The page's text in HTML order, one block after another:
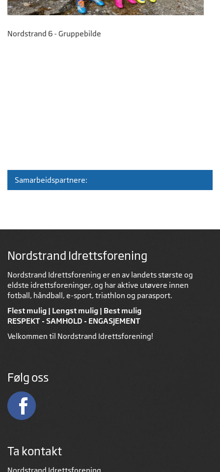
Nordstrand 6 - Gruppebilde
Samarbeidspartnere:
Nordstrand Idrettsforening
Nordstrand Idrettsforening er en av landets største og
eldste idrettsforeninger, og har aktive utøvere innen
fotball, håndball, e-sport, triathlon og parasport.
Flest mulig | Lengst mulig | Best mulig
RESPEKT - SAMHOLD - ENGASJEMENT
Velkommen til Nordstrand Idrettsforening!
Følg oss
Ta kontakt
Nordstrand Idrettsforening